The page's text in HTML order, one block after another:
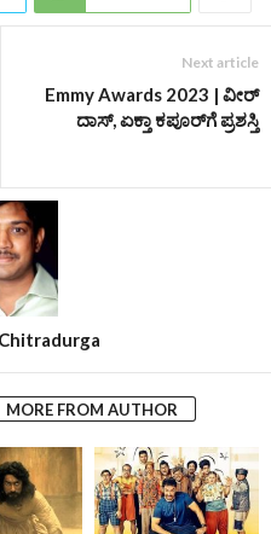
Next article
Emmy Awards 2023 | ವೀರ್‌
ದಾಸ್‌, ಏಕ್ತಾ ಕಪೂರ್‌ಗೆ ಪ್ರಶಸ್ತಿ‌
MORE FROM AUTHOR